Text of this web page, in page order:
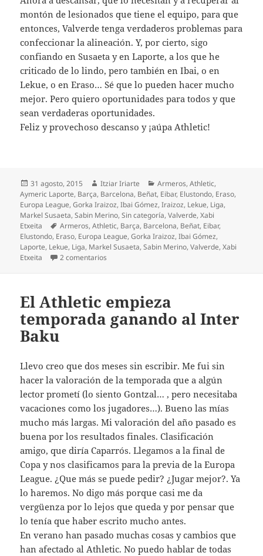
montón de lesionados que tiene el equipo, para que
entonces, Valverde tenga verdaderos problemas para
confeccionar la alineación. Y, por cierto, sigo
confiando en Susaeta y en Laporte, a los que he
criticado de lo lindo, pero también en Ibai, o en
Lekue, o en Eraso… Sé que lo pueden hacer mucho
mejor. Pero quiero oportunidades para todos y que
sean verdaderas oportunidades.
Feliz y provechoso descanso y ¡aúpa Athletic!
Publicado
el
31 agosto, 2015 Autor
Itziar Iriarte Categorías
Armeros,Athletic,
Aymeric Laporte, Barça, Barcelona, Beñat, Eibar, Elustondo, Eraso,
Europa League,Gorka Iraizoz,Ibai Gómez,Iraizoz, Lekue, Liga,
Markel Susaeta,Sabin Merino,Sin categoría,Valverde,Xabi
Etxeita
Etiquetas
Armeros,Athletic, Barça, Barcelona, Beñat, Eibar,
Elustondo, Eraso, Europa League,Gorka Iraizoz,Ibai Gómez,
Laporte, Lekue, Liga, Markel Susaeta,Sabin Merino,Valverde,Xabi
Etxeita
2 comentarios
El Athletic empieza
temporada ganando al Inter
Baku
Llevo creo que dos meses sin escribir. Me fui sin
hacer la valoración de la temporada que a algún
lector prometí (lo siento Gontzal… , pero necesitaba
vacaciones como los jugadores…). Bueno las mías
mucho más largas. Mi valoración del año pasado es
buena por los resultados finales. Clasificación
amigo, que diría Caparrós. Llegamos a la final de
Copa y nos clasificamos para la previa de la Europa
League. ¿Que más se puede pedir? ¿Jugar mejor?. Ya
lo haremos. No digo más porque casi me da
vergüenza por lo lejos que queda y por pensar que
lo tenía que haber escrito mucho antes.
En verano han pasado muchas cosas y cambios que
han afectado al Athletic. No puedo hablar de todas